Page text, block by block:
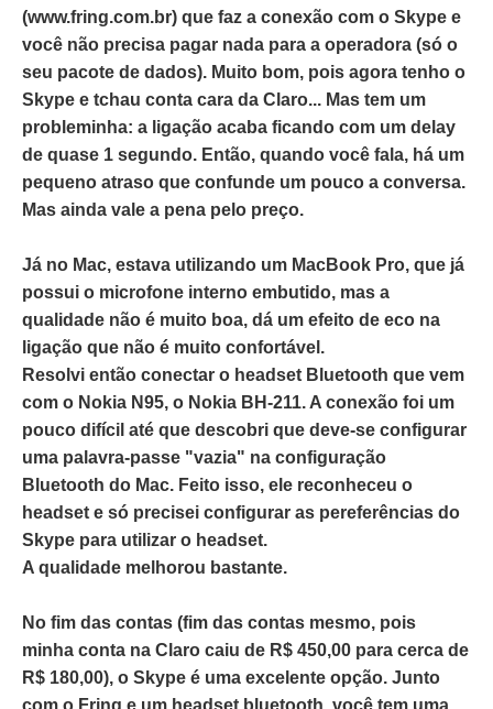
(www.fring.com.br) que faz a conexão com o Skype e
você não precisa pagar nada para a operadora (só o
seu pacote de dados). Muito bom, pois agora tenho o
Skype e tchau conta cara da Claro... Mas tem um
probleminha: a ligação acaba ficando com um delay
de quase 1 segundo. Então, quando você fala, há um
pequeno atraso que confunde um pouco a conversa.
Mas ainda vale a pena pelo preço.
Já no Mac, estava utilizando um MacBook Pro, que já
possui o microfone interno embutido, mas a
qualidade não é muito boa, dá um efeito de eco na
ligação que não é muito confortável.
Resolvi então conectar o headset Bluetooth que vem
com o Nokia N95, o Nokia BH-211. A conexão foi um
pouco difícil até que descobri que deve-se configurar
uma palavra-passe "vazia" na configuração
Bluetooth do Mac. Feito isso, ele reconheceu o
headset e só precisei configurar as pereferências do
Skype para utilizar o headset.
A qualidade melhorou bastante.
No fim das contas (fim das contas mesmo, pois
minha conta na Claro caiu de R$ 450,00 para cerca de
R$ 180,00), o Skype é uma excelente opção. Junto
com o Fring e um headset bluetooth, você tem uma